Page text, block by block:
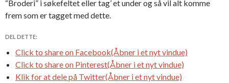
“Broderi” i søkefeltet eller tag’ et under og så vil alt komme
frem som er tagget med dette.
DEL DETTE:
Click to share on Facebook(Åbner i et nyt vindue)
Click to share on Pinterest(Åbner i et nyt vindue)
Klik for at dele på Twitter(Åbner i et nyt vindue)